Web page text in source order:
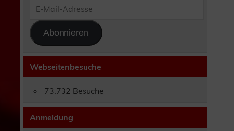
Mail-
Abonnieren
Webseitenbesuche
73.732 Besuche
Anmeldung